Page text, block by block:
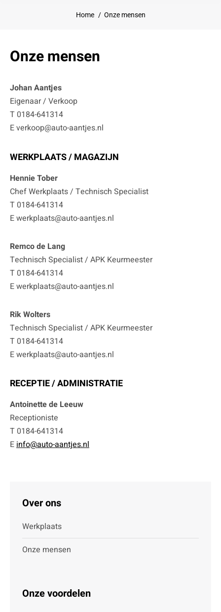
Je bent hier:
Home Onze mensen
Onze mensen
Johan Aantjes
Eigenaar / Verkoop
T 0184-641314
E verkoop@auto-aantjes.nl
WERKPLAATS / MAGAZIJN
Hennie Tober
Chef Werkplaats / Technisch Specialist
T 0184-641314
E werkplaats@auto-aantjes.nl
Remco de Lang
Technisch Specialist / APK Keurmeester
T 0184-641314
E werkplaats@auto-aantjes.nl
Rik Wolters
Technisch Specialist / APK Keurmeester
T 0184-641314
E werkplaats@auto-aantjes.nl
RECEPTIE / ADMINISTRATIE
Antoinette de Leeuw
Receptioniste
T 0184-641314
Einfo@auto-aantjes.nl
Over ons
Werkplaats
Onze mensen
Onze voordelen